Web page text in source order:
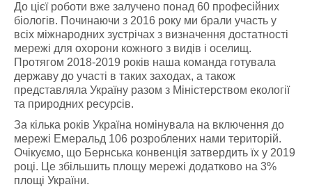
До цієї роботи вже залучено понад 60 професійних
біологів. Починаючи з 2016 року ми брали участь у
всіх міжнародних зустрічах з визначення достатності
мережі для охорони кожного з видів і оселищ.
Протягом 2018-2019 років наша команда готувала
державу до участі в таких заходах, а також
представляла Україну разом з Міністерством екології
та природних ресурсів.
За кілька років Україна номінувала на включення до
мережі Емеральд 106 розроблених нами територій.
Очікуємо, що Бернська конвенція затвердить їх у 2019
році. Це збільшить площу мережі додатково на 3%
площі України.